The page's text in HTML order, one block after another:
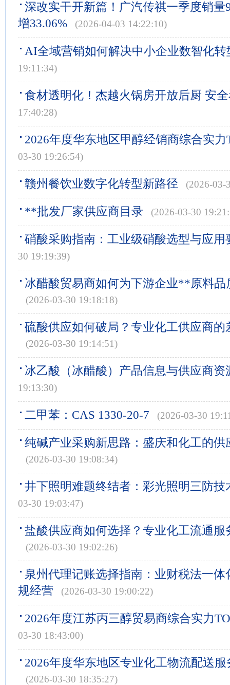
深改实干开新篇！广汽传祺一季度销量
增33.06%
(2026-04-03 14:22:10)
AI全域营销如何解决中小企业数智化转
19:11:34)
食材透明化！杰越火锅房开放后厨 安
17:40:28)
2026年度华东地区甲醇经销商综合实力
03-30 19:26:54)
赣州餐饮业数字化转型新路径 (2026-03-
**批发厂家供应商目录 (2026-03-30
硝酸采购指南：工业级硝酸选型与应用
30 19:19:39)
冰醋酸贸易商如何为下游企业**原料品
(2026-03-30 19:18:18)
硫酸供应如何破局？专业化工供应商的
(2026-03-30 19:14:51)
冰乙酸（冰醋酸）产品信息与供应商资
19:13:30)
二甲苯：CAS 1330-20-7 (2026-03-30
纯碱产业采购新思路：盛庆和化工的供
(2026-03-30 19:08:34)
井下照明难题终结者：彩光照明三防技
03-30 19:03:47)
盐酸供应商如何选择？专业化工流通服
(2026-03-30 19:02:26)
泉州代理记账选择指南：业财税法一体
规经营
(2026-03-30 19:00:22)
2026年度江苏丙三醇贸易商综合实力
03-30 18:43:00)
2026年度华东地区专业化工物流配送
(2026-03-30 18:35:27)